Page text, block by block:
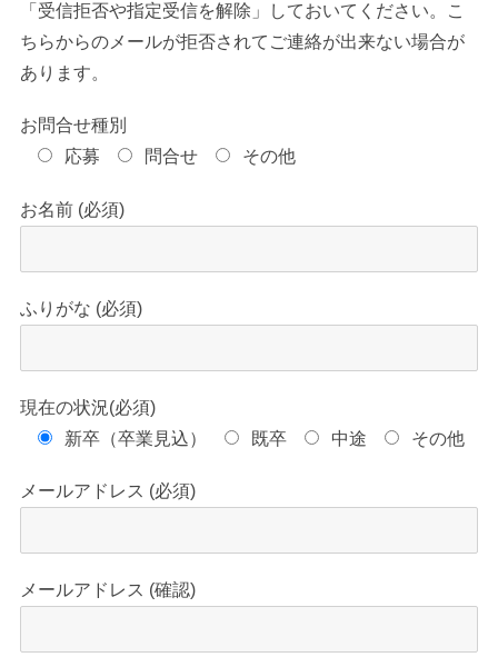
「受信拒否や指定受信を解除」しておいてください。こ
ちらからのメールが拒否されてご連絡が出来ない場合が
あります。
お問合せ種別
応募
問合せ その他
お名前 (必須)
ふりがな (必須)
現在の状況(必須)
新卒（卒業見込）
既卒 中途 その他
メールアドレス (必須)
メールアドレス (確認)